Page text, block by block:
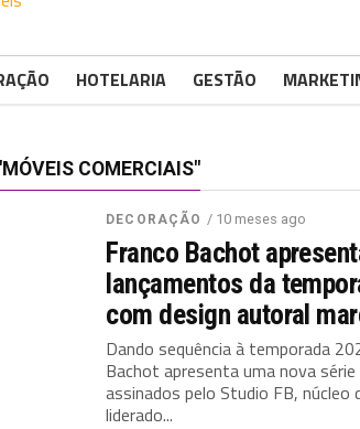
HOTELARIA GESTÃO
COMERCIAIS"
DECORAÇÃO / 10 meses ago
Franco Bachot
lançamentos da
com design autoral
Dando sequência à temporada
Bachot apresenta uma nova
assinados pelo Studio FB, núcleo
liderado...